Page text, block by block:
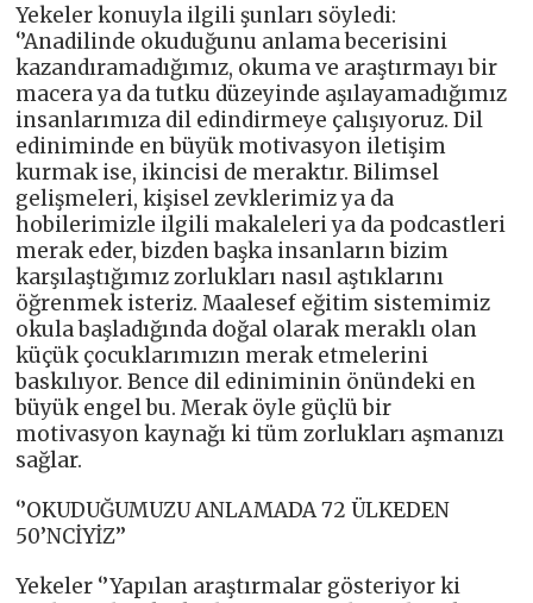
Yekeler konuyla ilgili şunları söyledi:
‘’Anadilinde okuduğunu anlama becerisini
kazandıramadığımız, okuma ve araştırmayı bir
macera ya da tutku düzeyinde aşılayamadığımız
insanlarımıza dil edindirmeye çalışıyoruz. Dil
ediniminde en büyük motivasyon iletişim
kurmak ise, ikincisi de meraktır. Bilimsel
gelişmeleri, kişisel zevklerimiz ya da
hobilerimizle ilgili makaleleri ya da podcastleri
merak eder, bizden başka insanların bizim
karşılaştığımız zorlukları nasıl aştıklarını
öğrenmek isteriz. Maalesef eğitim sistemimiz
okula başladığında doğal olarak meraklı olan
küçük çocuklarımızın merak etmelerini
baskılıyor. Bence dil ediniminin önündeki en
büyük engel bu. Merak öyle güçlü bir
motivasyon kaynağı ki tüm zorlukları aşmanızı
sağlar.
‘’OKUDUĞUMUZU ANLAMADA 72 ÜLKEDEN
50’NCİYİZ’’
Yekeler ‘’Yapılan araştırmalar gösteriyor ki